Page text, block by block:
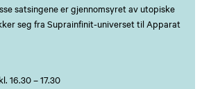
satsingene er gjennomsyret av utopiske
seg fra Suprainfinit-universet til Apparat
kl. 16.30 – 17.30